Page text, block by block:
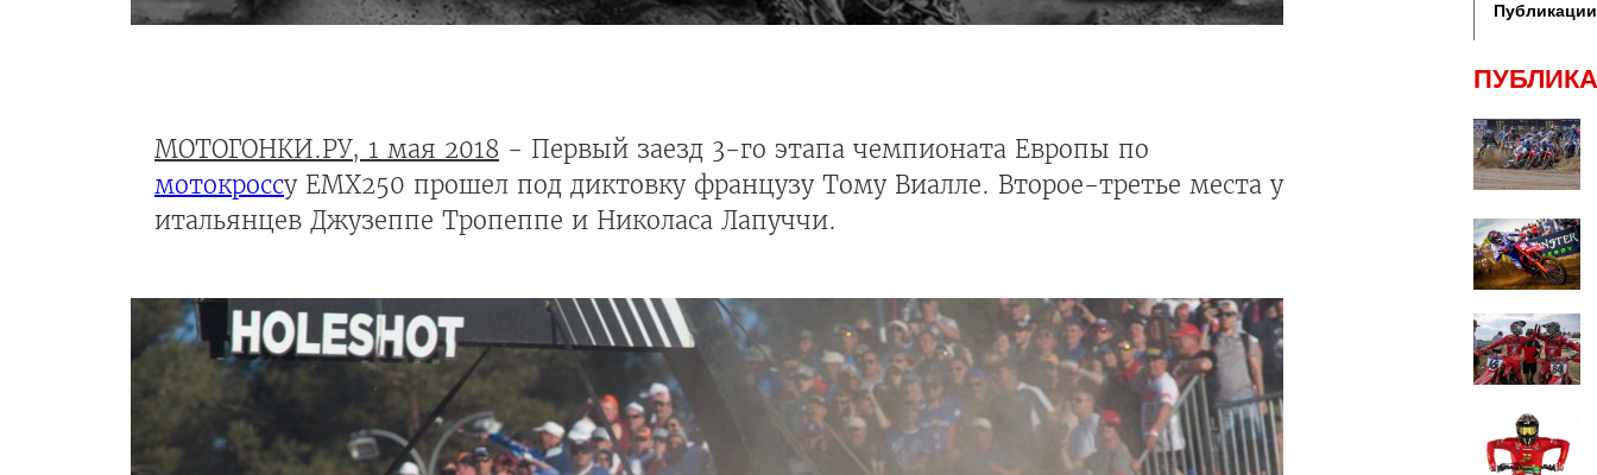
МОТОГОНКИ.РУ, 1 мая 2018 - Первый заезд 3-го этапа чемпионата Европы по
мотокроссу EMX250 прошел под диктовку французу Тому Виалле. Второе-третье места у
итальянцев Джузеппе Тропеппе и Николаса Лапуччи.